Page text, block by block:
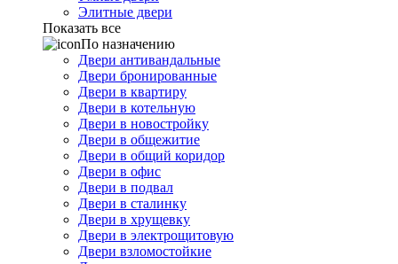
Элитные двери
Показать все
По назначению
Двери антивандальные
Двери бронированные
Двери в квартиру
Двери в котельную
Двери в новостройку
Двери в общежитие
Двери в общий коридор
Двери в офис
Двери в подвал
Двери в сталинку
Двери в хрущевку
Двери в электрощитовую
Двери взломостойкие